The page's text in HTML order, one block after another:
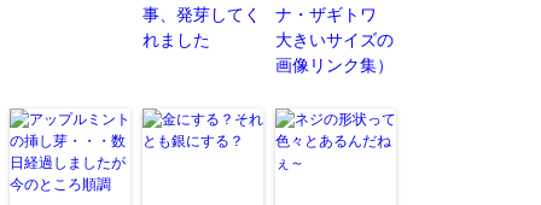
事、発芽してく
れました
ナ・ザギトワ
大きいサイズの
画像リンク集）